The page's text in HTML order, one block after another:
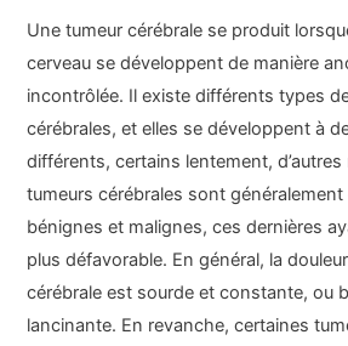
Une tumeur cérébrale se produit
cerveau se développent de manière
incontrôlée. Il existe différents types
cérébrales, et elles se développent à
différents, certains lentement,
tumeurs cérébrales sont
bénignes et malignes, ces dernières
plus défavorable. En général, la
cérébrale est sourde et constante, ou
lancinante. En revanche, certaines